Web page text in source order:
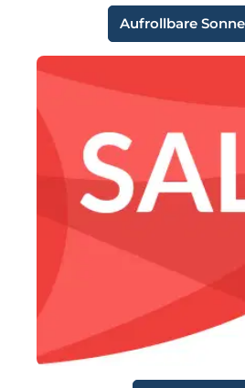
Aufrollbare